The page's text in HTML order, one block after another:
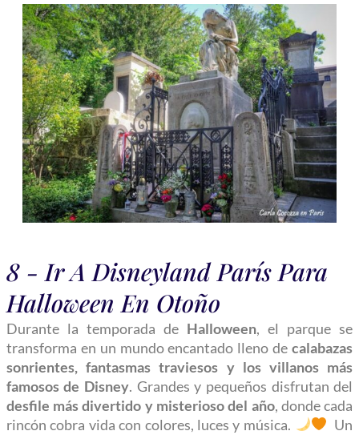
8 - Ir A Disneyland París Para
Halloween En Otoño
Durante la temporada de Halloween, el parque se
transforma en un mundo encantado lleno decalabazas
sonrientes, fantasmas traviesos y los villanos más
famosos de Disney. Grandes y pequeños disfrutan del
desfile más divertido y misterioso del año, donde cada
rincón cobra vida con colores, luces y música.
Un